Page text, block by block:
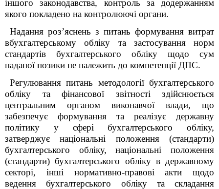
іншого законодавства, контроль за додержанням
якого покладено на контролюючі органи.
Надання роз’яснень з питань формування витрат
вбухгалтерському обліку та застосування норм
стандартів бухгалтерського обліку щодо сум
наданої позики не належить до компетенції ДПС.
Регулювання питань методології бухгалтерського
обліку та фінансової звітності здійснюється
центральним органом виконавчої влади, що
забезпечує формування та реалізує державну
політику у сфері бухгалтерського обліку,
затверджує національні положення (стандарти)
бухгалтерського обліку, національні положення
(стандарти) бухгалтерського обліку в державному
секторі, інші нормативно-правові акти щодо
ведення бухгалтерського обліку та складання